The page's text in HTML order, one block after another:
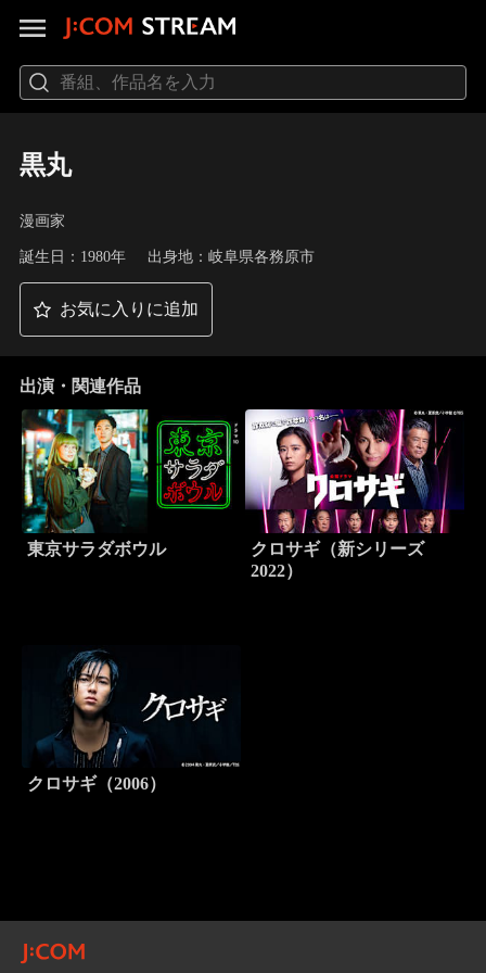
黒丸
漫画家
誕生日：1980年 出身地：岐阜県各務原市
お気に入りに追加
出演・関連作品
東京サラダボウル
クロサギ（新シリーズ
2022）
クロサギ（2006）